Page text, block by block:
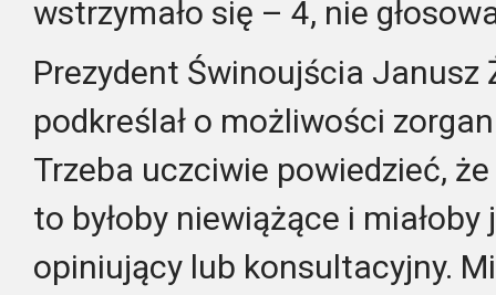
wstrzymało się – 4, nie
Prezydent Świnoujścia
podkreślał o możliwości
Trzeba uczciwie powiedzieć,
to byłoby niewiążące i
opiniujący lub konsultacyjny.